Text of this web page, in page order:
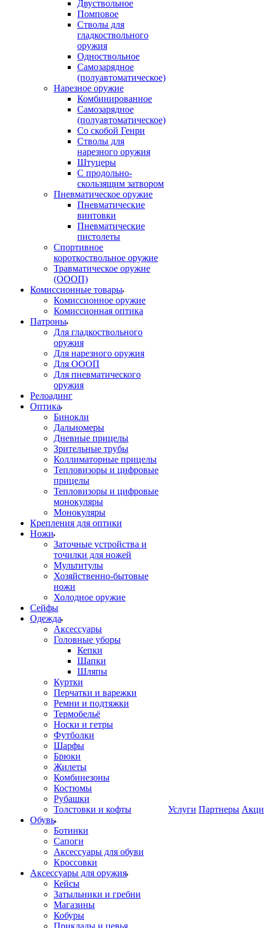
Двуствольное
Помповое
Стволы для
гладкоствольного
оружия
Одноствольное
Самозарядное
(полуавтоматическое)
Нарезное оружие
Комбинированное
Самозарядное
(полуавтоматическое)
Со скобой Генри
Стволы для
нарезного оружия
Штуцеры
С продольно-
скользящим затвором
Пневматическое оружие
Пневматические
винтовки
Пневматические
пистолеты
Спортивное
короткоствольное оружие
Травматическое оружие
(ОООП)
Комиссионные товары
Комиссионное оружие
Комиссионная оптика
Патроны
Для гладкоствольного
оружия
Для нарезного оружия
Для ОООП
Для пневматического
оружия
Релоадинг
Оптика
Бинокли
Дальномеры
Дневные прицелы
Зрительные трубы
Коллиматорные прицелы
Тепловизоры и цифровые
прицелы
Тепловизоры и цифровые
монокуляры
Монокуляры
Крепления для оптики
Ножи
Заточные устройства и
точилки для ножей
Мультитулы
Хозяйственно-бытовые
ножи
Холодное оружие
Сейфы
Одежда
Аксессуары
Головные уборы
Кепки
Шапки
Шляпы
Куртки
Перчатки и варежки
Ремни и подтяжки
Термобельё
Носки и гетры
Футболки
Шарфы
Брюки
Жилеты
Комбинезоны
Костюмы
Рубашки
Толстовки и кофты
Обувь
Ботинки
Сапоги
Аксессуары для обуви
Кроссовки
Аксессуары для оружия
Кейсы
Затыльники и гребни
Магазины
Кобуры
Приклады и цевья
Услуги Партнеры